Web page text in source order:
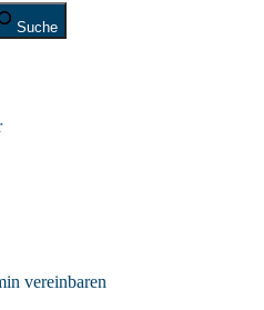
Suche
vereinbaren